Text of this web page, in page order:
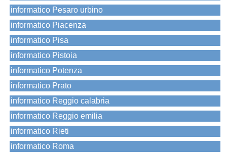
informatico Pesaro urbino
informatico Piacenza
informatico Pisa
informatico Pistoia
informatico Potenza
informatico Prato
informatico Reggio calabria
informatico Reggio emilia
informatico Rieti
informatico Roma